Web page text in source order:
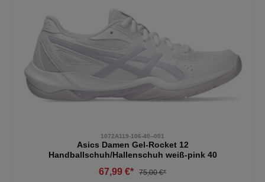
1072A119-106-40--001
Asics Damen Gel-Rocket 12
Handballschuh/Hallenschuh weiß-pink 40
67,99 €* 75,00 €*